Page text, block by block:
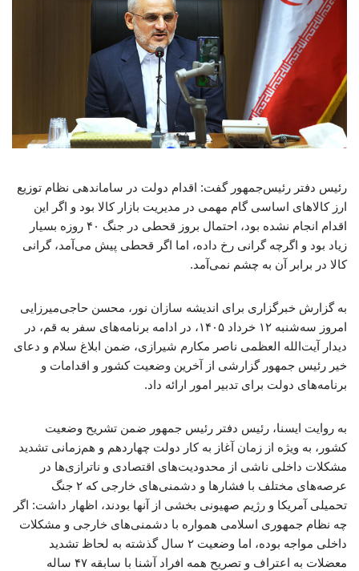
رئیس دفتر رئیس‌جمهور گفت: اقدام دولت در ساماندهی نظام توزیع
ارز کالاهای اساسی گام مهمی در مدیریت بازار کالا بود و اگر این
اقدام انجام نشده بود، احتمال بروز قحطی در جنگ ۴۰ روزه بسیار
زیاد بود و اگرچه گرانی رخ داده، اما اگر قحطی پیش می‌آمد، گرانی
کالا در برابر آن به چشم نمی‌آمد.
به گزارش خبرگزاری برای اندیشه سازان نور، محسن حاجی‌میرزایی
امروز سه‌شنبه ۱۲ خرداد ۱۴۰۵، در ادامه برنامه‌های سفر به قم، در
دیدار آیت‌الله العظمی ناصر مکارم شیرازی، ضمن ابلاغ سلام و دعای
خیر رئیس جمهور گزارشی از آخرین وضعیت کشور و اقدامات و
برنامه‌های دولت برای تدبیر امور ارائه داد.
به روایت ایسنا، رئیس دفتر رئیس جمهور ضمن تشریح وضعیت
کشور، به ویژه از زمان آغاز به کار دولت چهاردهم و هم‌زمانی تشدید
مشکلات داخلی ناشی از محدودیت‌های اقتصادی و ناترازی‌ها در
عرصه‌های مختلف با فشارها و دشمنی‌های خارجی که ۲ جنگ
تحمیلی آمریکا و رژیم صهیونی بخشی از آنها بودند، اظهار داشت: اگر
چه نظام جمهوری اسلامی همواره با دشمنی‌های خارجی و مشکلات
داخلی مواجه بوده، اما وضعیت ۲ سال گذشته به لحاظ تشدید
معضلات به اعتراف و تصریح همه افراد آشنا با سابقه ۴۷ ساله